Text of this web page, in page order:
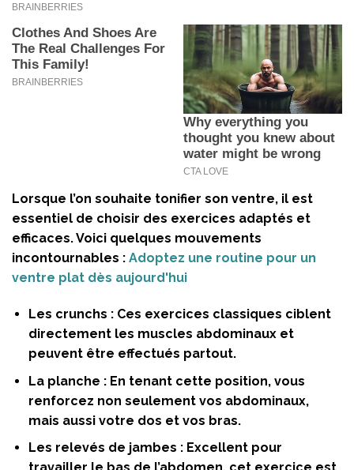
Lorsque l’on souhaite tonifier son ventre, il est
essentiel de choisir des exercices adaptés et
efficaces. Voici quelques mouvements
incontournables : Adoptez une routine pour un
ventre plat dès aujourd'hui
Les crunchs :Ces exercices classiques ciblent
directement les muscles abdominaux et
peuvent être effectués partout.
La planche :En tenant cette position, vous
renforcez non seulement vos abdominaux,
mais aussi votre dos et vos bras.
Les relevés de jambes :Excellent pour